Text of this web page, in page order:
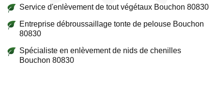
Service d'enlèvement de tout végétaux Bouchon 80830
Entreprise débroussaillage tonte de pelouse Bouchon
80830
Spécialiste en enlèvement de nids de chenilles
Bouchon 80830